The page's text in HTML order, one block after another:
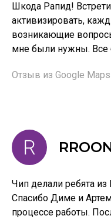
Шкода Рапид!
активизировать,
возникающие
мне были нужны. Все
Отзыв из Google Maps
Чип делали ребята
Спасибо Диме и
процессе работы.